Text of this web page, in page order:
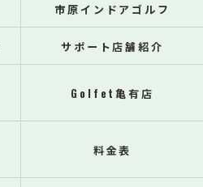
市原インドアゴルフ
サポート店舗紹介
Golfet亀有店
料金表